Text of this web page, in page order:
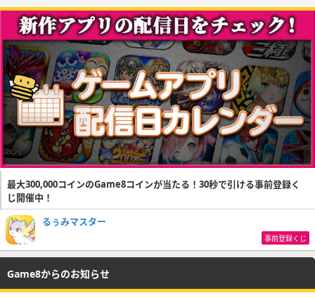
最大300,000コインのGame8コインが当たる！30秒で引ける事前登録く
じ開催中！
るぅみマスター
事前登録くじ
Game8からのお知らせ